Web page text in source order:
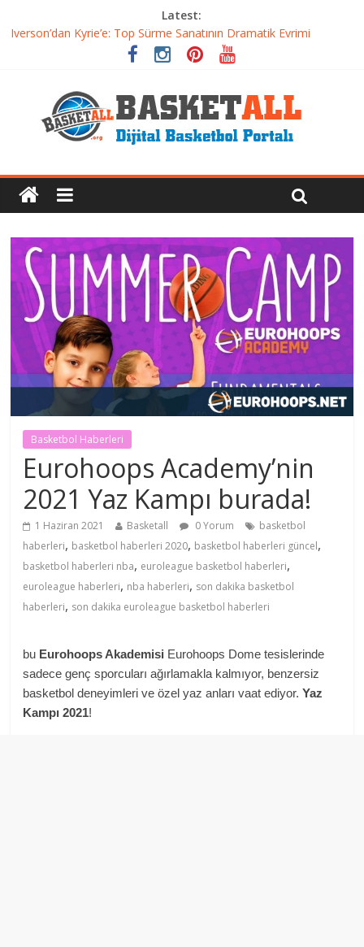
Latest:
Basketbolda Şut Antrenmanı ve Grafik Oluşturma
Iverson’dan Kyrie’e: Top Sürme Sanatının Dramatik Evrimi
Dünyanın En İyi Basketbol Takımı: Gerçek Şampiyon Kim?
Basketbolcu Beslenmesi: Performansı Artıran Bilimsel
Yaklaşımlar
Basketbol Haberleri
Eurohoops Academy’nin
2021 Yaz Kampı burada!
1 Haziran 2021 Basketall 0 Yorum
basketbol
haberleri, basketbol haberleri 2020, basketbol haberleri güncel,
basketbol haberleri nba, euroleague basketbol haberleri,
euroleague haberleri, nba haberleri, son dakika basketbol
haberleri, son dakika euroleague basketbol haberleri
bu Εurohoops Akademisi Eurohoops Dome tesislerinde
sadece genç sporcuları ağırlamakla kalmıyor, benzersiz
basketbol deneyimleri ve özel yaz anları vaat ediyor.Yaz
Kampı 2021!